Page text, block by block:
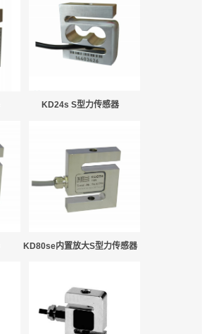
KD24s S型力传感器
KD80se内置放大S型力传感器